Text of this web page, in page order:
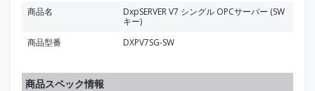
商品名
DxpSERVER V7 シングル OPCサーバー (SW
キー)
商品型番
DXPV7SG-SW
商品スペック情報